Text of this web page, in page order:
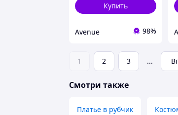
Купить
Avenue 98%
1 2 3 ...
Смотри также
Платье в рубчик